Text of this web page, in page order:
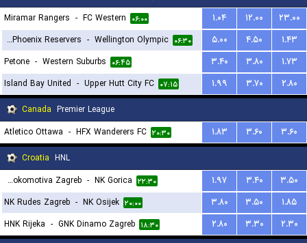
Miramar Rangers - FC Western ۰۶:۰۰ ۱.۰۴ ۱۲.۰۰
۲۳.۰۰
Wellington Phoenix Reservers
- Wellington Olympic ۰۶:۳۰ ۵.۰۰ ۴.۵۰
۱.۴۳
Petone - Western Suburbs ۰۶:۴۵ ۳.۴۰ ۳.۸۰
۱.۷۳
Island Bay United - Upper Hutt City FC ۰۷:۱۵ ۱.۹۹ ۳.۷۰
۲.۸۰
Canada Premier League
Atletico Ottawa - HFX Wanderers FC ۲۰:۳۰ ۱.۸۳ ۳.۶۰
۳.۶۰
Croatia HNL
NK Lokomotiva Zagreb
- NK Gorica ۲۲:۳۰ ۱.۹۷ ۳.۴۰
۳.۵۰
NK Rudes Zagreb - NK Osijek ۲۰:۰۰ ۳.۸۰ ۳.۵۰
۱.۸۵
HNK Rijeka - GNK Dinamo Zagreb ۱۸:۳۰ ۲.۸۰ ۳.۳۰
۲.۳۰